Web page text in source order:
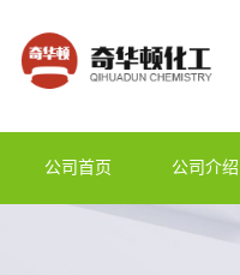
公司首页 公司介绍